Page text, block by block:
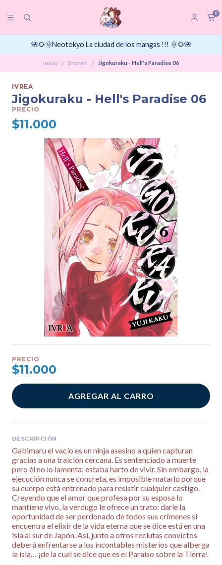
0
🌺🌻🌞Neotokyo La ciudad de los mangas !!! 🌞🌻🌺
Inicio Shonen Jigokuraku - Hell's Paradise 06
IVREA
Jigokuraku - Hell's Paradise 06
PRECIO
$11.000
PRECIO
$11.000
AGREGAR AL CARRO
DESCRIPCIÓN
Gabimaru el vacío es un ninja asesino a quien capturan
gracias a una traición cercana. Es sentenciado a muerte
pero él no lo lamenta: estaba harto de vivir. Sin embargo, la
ejecución nunca se concreta, es imposible matarlo porque
su cuerpo está entrenado para resistir cualquier castigo.
Creyendo que el amor que profesa por su esposa lo
mantiene vivo, la verdugo le ofrece un trato: darle la
oportunidad de ser perdonado de todos sus crímenes si
encuentra el elixir de la vida eterna que se dice está en una
isla al sur de Japón. Así, junto a otros reclutas convictos
deberá enfrentarse a los incontables misterios que alberga
la isla… ¡de la cual se dice que es el Paraíso sobre la Tierra!